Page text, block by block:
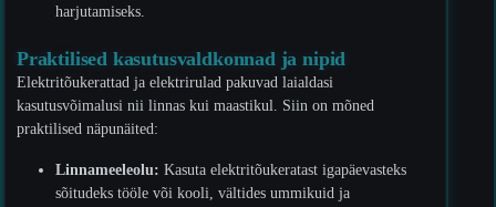
harjutamiseks.
Praktilised kasutusvaldkonnad ja nipid
Elektritõukerattad ja elektrirulad pakuvad laialdasi
kasutusvõimalusi nii linnas kui maastikul. Siin on mõned
praktilised näpunäited:
Linnameeleolu: Kasuta elektritõukeratast igapäevasteks
sõitudeks tööle või kooli, vältides ummikuid ja